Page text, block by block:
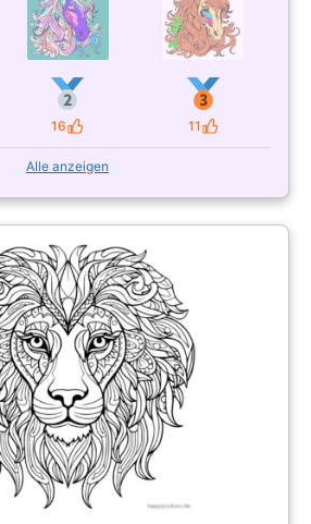
16
Likes 11
Likes
Alle anzeigen